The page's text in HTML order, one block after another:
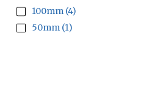
100mm (4)
50mm (1)